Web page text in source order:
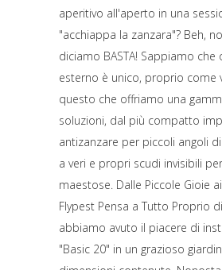
aperitivo all'aperto in una
"acchiappa la zanzara"? Beh,
diciamo BASTA! Sappiamo che
esterno è unico, proprio come
questo che offriamo una
soluzioni, dal più compatto
antizanzare per piccoli angoli
a veri e propri scudi invisibili
maestose. Dalle Piccole Gioie
Flypest Pensa a Tutto Proprio
abbiamo avuto il piacere di
"Basic 20" in un grazioso